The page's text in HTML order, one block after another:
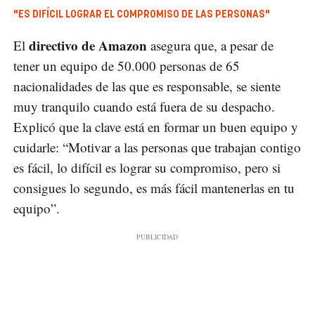
"ES DIFÍCIL LOGRAR EL COMPROMISO DE LAS PERSONAS"
El directivo de Amazon asegura que, a pesar de
tener un equipo de 50.000 personas de 65
nacionalidades de las que es responsable, se siente
muy tranquilo cuando está fuera de su despacho.
Explicó que la clave está en formar un buen equipo y
cuidarle: “Motivar a las personas que trabajan contigo
es fácil, lo difícil es lograr su compromiso, pero si
consigues lo segundo, es más fácil mantenerlas en tu
equipo”.